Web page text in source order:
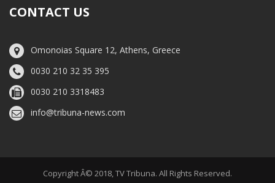
CONTACT US
Omonoias Square 12, Athens, Greece
0030 210 32 35 395
0030 210 3318483
info@tribuna-news.com
Copyright Â© 2018, TV Tribuna. All Rights Reserved.